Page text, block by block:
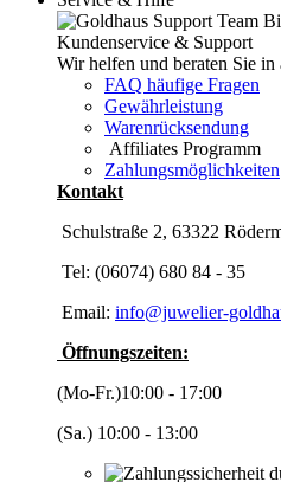
Kundenservice & Support
Wir helfen und beraten Sie in
FAQ häufige Fragen
Gewährleistung
Warenrücksendung
Affiliates Programm
Zahlungsmöglichkeiten
Kontakt
Schulstraße 2, 63322
Tel: (06074) 680 84 - 35
Email: info@juwelier-
Öffnungszeiten:
(Mo-Fr.)10:00 - 17:00
(Sa.) 10:00 - 13:00